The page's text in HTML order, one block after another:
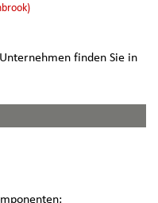
finden Sie in